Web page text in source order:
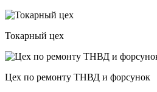
Токарный цех
Цех по ремонту ТНВД и форсунок